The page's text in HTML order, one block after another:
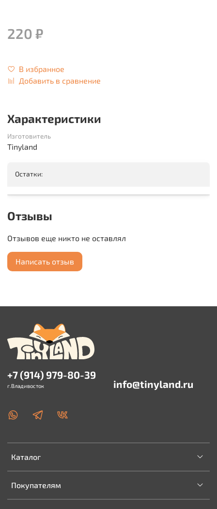
220 ₽
В избранное
Добавить в сравнение
Характеристики
Изготовитель
Tinyland
Остатки:
Отзывы
Отзывов еще никто не оставлял
Написать отзыв
Каталог
Покупателям
+7 (914) 979-80-39
г.Владивосток info@tinyland.ru